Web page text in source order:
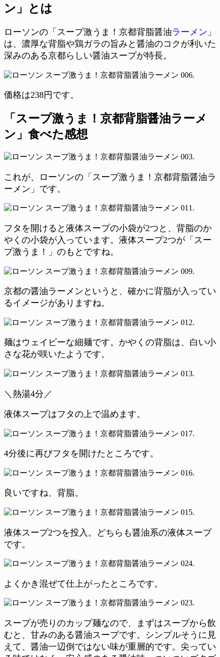
ン」とは
ローソンの「スープ激うま！京都背脂醤油ラーメン 」
は、濃厚な背脂や鶏ガラの旨みと醤油のコクが利いた
深みのある京都らしい醤油スープが特長。
価格は238円です。
「スープ激うま！京都背脂醤油ラーメ
ン」食べた感想
これが、ローソンの「スープ激うま！京都背脂醤油ラ
ーメン」です。
フタを開けると液体スープの小袋が2つと、背脂のか
やくの小袋が入っています。液体スープ2つが「スー
プ激うま！」のもとですね。
京都の醤油ラーメンというと、確かに背脂が入ってい
るイメージがありますね。
麺はウェイビーな細麺です。かやくの背脂は、白い小
さな花が咲いたようです。
＼熱湯4分／
液体スープはフタの上で温めます。
4分後に再びフタを開けたところです。
良いですね、背脂。
液体スープ2つを投入。どちらも醤油系の液体スープ
です。
よくかき混ぜて仕上がったところです。
スープが売りのカップ麺なので、まずはスープから飲
むと、甘みのある醤油スープです。シンプルそうに見
えて、醤油一辺倒ではない味が重層的です。尖ってい